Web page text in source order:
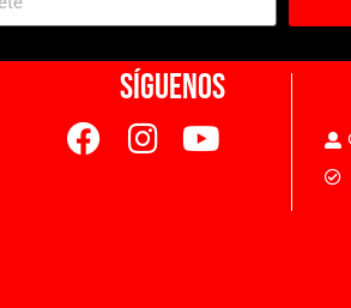
SÍGUENOS